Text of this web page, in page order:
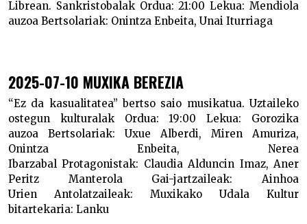
Librean. Sankristobalak Ordua: 21:00Lekua: Mendiola
auzoa Bertsolariak: Onintza Enbeita, Unai Iturriaga
2025-07-10 MUXIKA BEREZIA
“Ez da kasualitatea” bertso saio musikatua. Uztaileko
ostegun kulturalak
Ordua: 19:00Lekua: Gorozika
auzoa Bertsolariak: Uxue Alberdi, Miren Amuriza,
Onintza Enbeita, Nerea
IbarzabalProtagonistak: Claudia Alduncin Imaz, Aner
Peritz Manterola Gai-jartzaileak: Ainhoa
Urien Antolatzaileak: Muxikako Udala Kultur
bitartekaria: Lanku